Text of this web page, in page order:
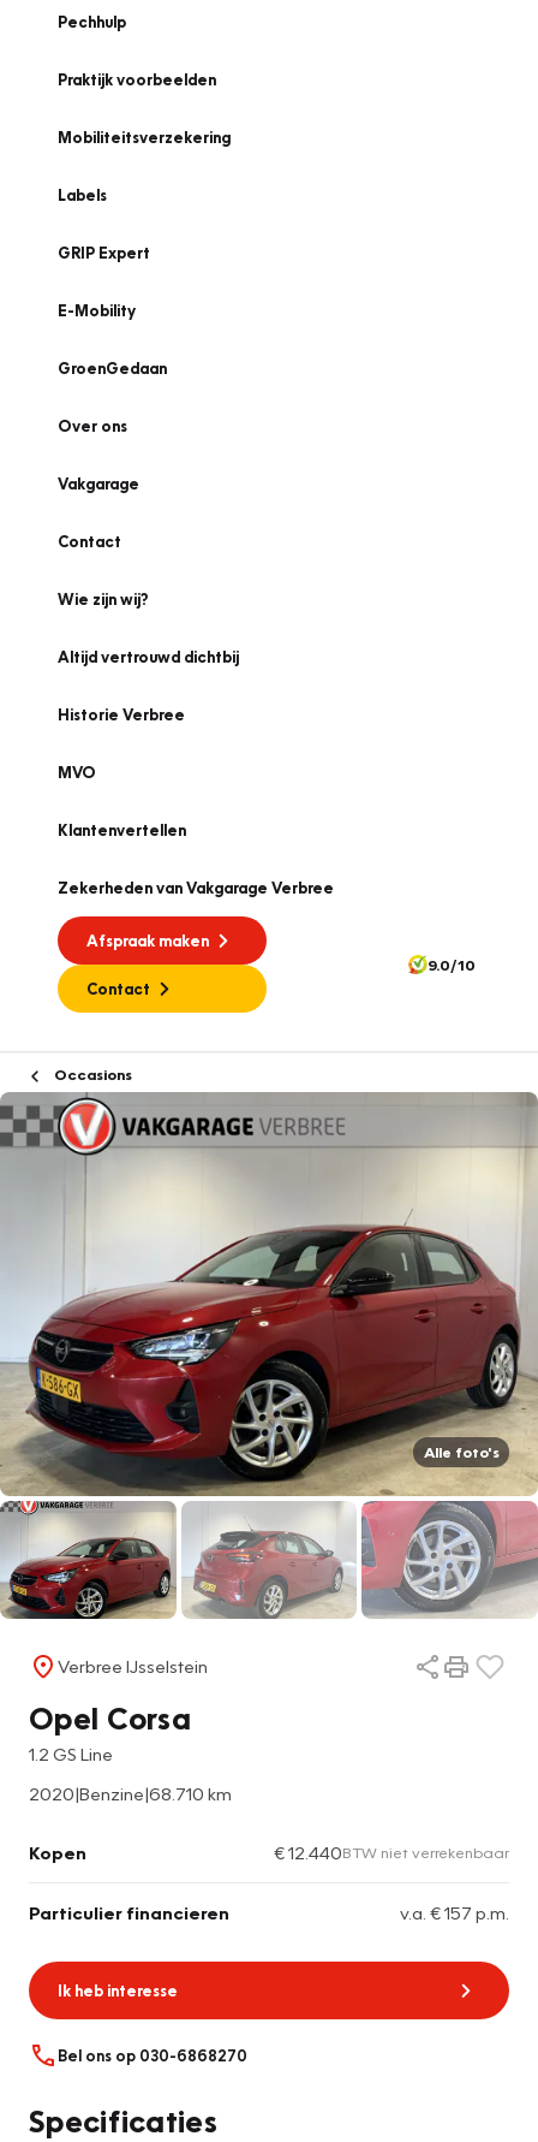
Pechhulp
Praktijk voorbeelden
Mobiliteitsverzekering
Labels
GRIP Expert
E-Mobility
GroenGedaan
Over ons
Vakgarage
Contact
Wie zijn wij?
Altijd vertrouwd dichtbij
Historie Verbree
MVO
Klantenvertellen
Zekerheden van Vakgarage Verbree
Afspraak maken
Contact
9.0/10
Occasions
Alle foto's
Verbree IJsselstein
Opel Corsa
1.2 GS Line
2020|Benzine|68.710 km
Kopen € 12.440BTW niet verrekenbaar
Particulier financieren v.a. € 157 p.m.
Ik heb interesse
Bel ons op 030-6868270
Specificaties